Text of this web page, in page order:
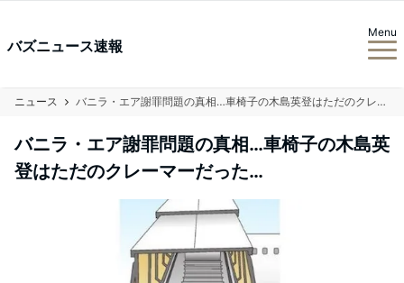
バズニュース速報
Menu
ニュース バニラ・エア謝罪問題の真相…車椅子の木島英登はただのクレーマーだった…
バニラ・エア謝罪問題の真相…車椅子の木島英
登はただのクレーマーだった…